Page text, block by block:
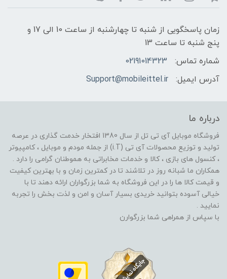
زمان پاسخگویی از شنبه تا چهارشنبه از ساعت 10 الی 17 و
پنج شنبه تا ساعت 13
شماره تماس:
02191014323
آدرس ایمیل:
Support@mobileittel.ir
درباره ما
فروشگاه موبایل آی تی تل از سال 1380 افتخار خدمت گذاری در عرصه
تولید و توزیع محصولات آی تی (i.T) از جمله مودم و موبایل ، کامپیوتر
، کنسول های بازی ، کالا و خدمات مخابراتی به هموطنان گرامی را دارد .
همکاران ما شبانه روز در تلاشند تا در کمترین زمان و با بهترین کیفیت
و قیمت کالا ها را در این فروشگاه به شما بزرگواران ارائه دهند تا با
خیالی آسوده بتوانید خریدی بسیار آسان و امن و لذت بخش را تجربه
نمایید .
با سپاس از همراهی شما بزرگوارن